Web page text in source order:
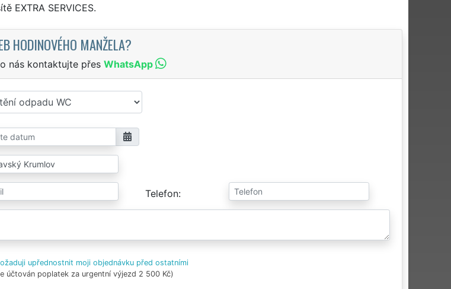
EXTRA SERVICES.
HODINOVÉHO MANŽELA?
nás kontaktujte přes WhatsApp
Telefon
upřednostnit moji objednávku před ostatními
účtován poplatek za urgentní výjezd 2 500 Kč)